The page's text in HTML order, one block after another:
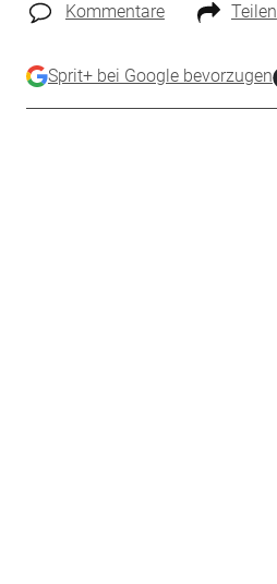
Kommentare Teilen
Sprit+ bei Google bevorzugen